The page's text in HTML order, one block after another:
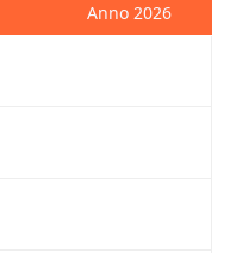
Anno 2026